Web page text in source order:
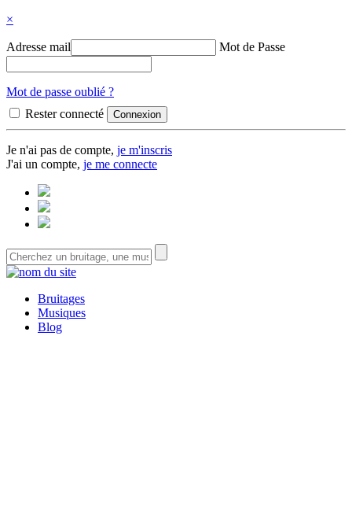
×
Adresse mail Mot de Passe
Mot de passe oublié ?
Rester connecté
Je n'ai pas de compte, je m'inscris
J'ai un compte, je me connecte
Bruitages
Musiques
Blog